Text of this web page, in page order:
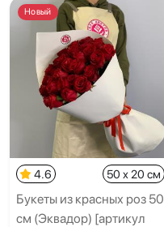
Новый
4.6 50 x 20 см
Букеты из красных роз 50
см (Эквадор) [артикул